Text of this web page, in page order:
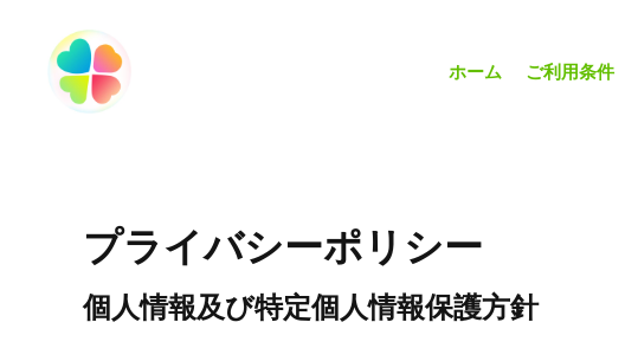
ホーム ご利用条件
プライバシーポリシー
個人情報及び特定個人情報保護方針